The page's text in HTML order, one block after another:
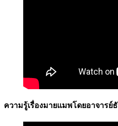
ความรู้เรื่องมายแมพโดยอาจาร